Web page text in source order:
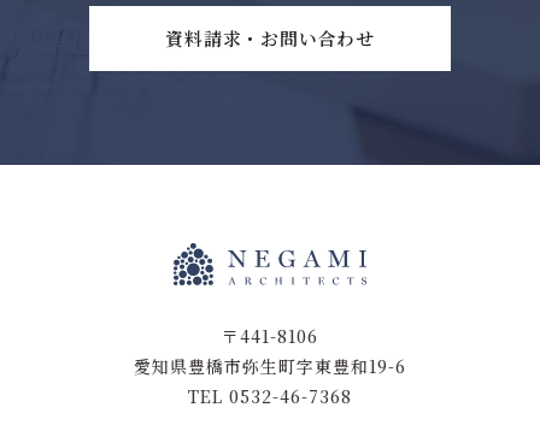
資料請求・お問い合わせ
〒441-8106
愛知県豊橋市弥生町字東豊和19-6
TEL 0532-46-7368